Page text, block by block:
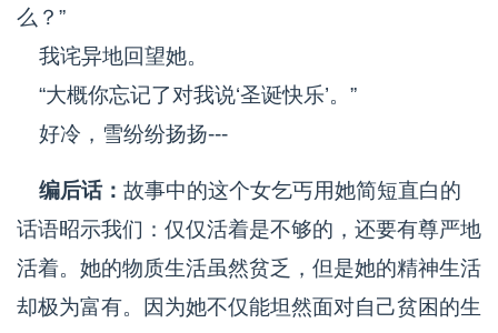
么？”
我诧异地回望她。
“大概你忘记了对我说‘圣诞快乐’。”
好冷，雪纷纷扬扬---
编后话： 故事中的这个女乞丐用她简短直白的
话语昭示我们：仅仅活着是不够的，还要有尊严地
活着。她的物质生活虽然贫乏，但是她的精神生活
却极为富有。因为她不仅能坦然面对自己贫困的生